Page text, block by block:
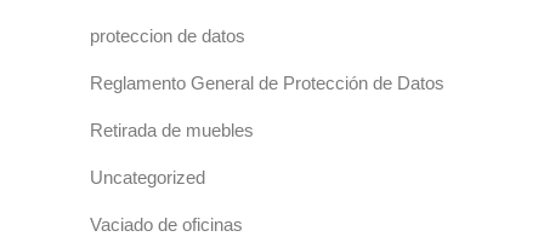
proteccion de datos
Reglamento General de Protección de Datos
Retirada de muebles
Uncategorized
Vaciado de oficinas